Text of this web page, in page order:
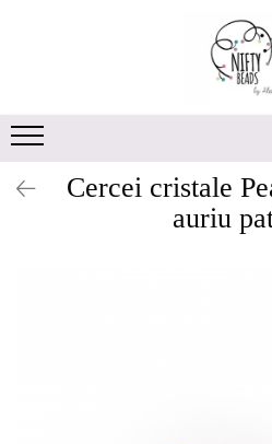
Cercei cristale
auriu